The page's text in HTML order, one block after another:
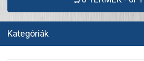
Kategóriák